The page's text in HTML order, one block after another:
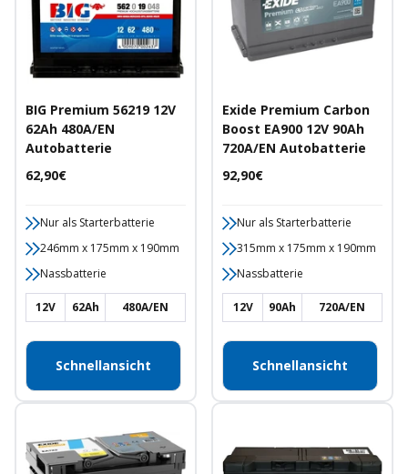
BIG Premium 56219 12V
62Ah 480A/EN
Autobatterie
Angebotspreis
62,90€
Nur als Starterbatterie
246mm x 175mm x 190mm
Nassbatterie
12V 62Ah 480A/EN
Schnellansicht
Exide Premium Carbon
Boost EA900 12V 90Ah
720A/EN Autobatterie
Angebotspreis
92,90€
Nur als Starterbatterie
315mm x 175mm x 190mm
Nassbatterie
12V 90Ah 720A/EN
Schnellansicht